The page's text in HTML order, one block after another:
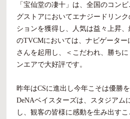
「宝仙堂の凄十」は、全国のコン
グストアにおいてエナジードリン
ションを獲得し、人気は益々上昇
のTVCMにおいては、ナビゲータ
さんを起用し、＜こだわれ、勝ち
ンエアで大好評です。
昨年はCSに進出し今年こそは優勝
DeNAベイスターズは、スタジアム
し、観客の皆様に感動を生み出すこ